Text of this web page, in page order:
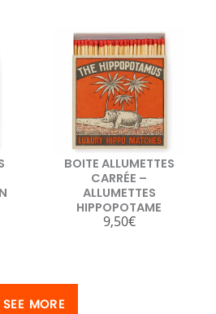
BOITE ALLUMETTES
CARRÉE –
ALLUMETTES
HIPPOPOTAME
9,50€
SEE MORE